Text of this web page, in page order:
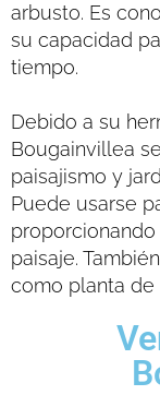
arbusto. Es
su capacidad
tiempo.
Debido a su
Bougainvillea se
paisajismo y
Puede usarse
paisaje.
como planta de